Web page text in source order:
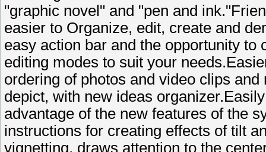
"graphic novel" and "pen and
easier to Organize, edit, create and
easy action bar and the opportunity to
editing modes to suit your
ordering of photos and video clips
depict, with new ideas
advantage of the new features of the
instructions for creating effects of tilt
vignetting, draws attention to the